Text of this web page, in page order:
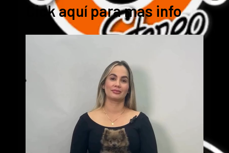
Cick aquí para mas info